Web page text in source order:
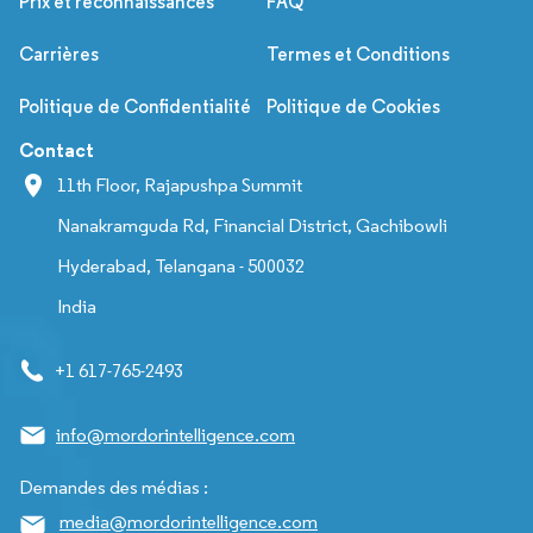
Carrières Termes et Conditions
Politique de Confidentialité Politique de Cookies
Contact
11th Floor, Rajapushpa Summit
Nanakramguda Rd, Financial District, Gachibowli
Hyderabad, Telangana - 500032
India
+1 617-765-2493
info@mordorintelligence.com
Demandes des médias :
media@mordorintelligence.com